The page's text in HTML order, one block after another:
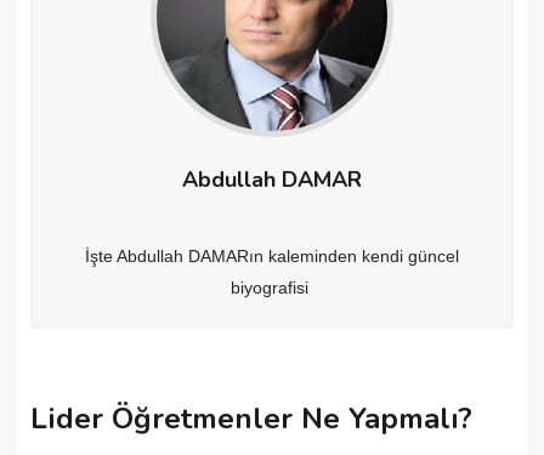
Abdullah DAMAR
İşte Abdullah DAMARın kaleminden kendi güncel
biyografisi
Lider Öğretmenler Ne Yapmalı?